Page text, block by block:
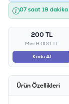
07 saat 19 dakika
200 TL
Min: 6.000 TL
Kodu Al
Ürün Özellikleri